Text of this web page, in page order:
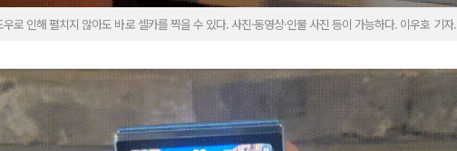
로 인해 펼치지 않아도 바로 셀카를 찍을 수 있다. 사진·동영상·인물 사진 등이 가능하다. 이우호 기자.